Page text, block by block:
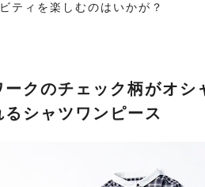
ティを楽しむのはいかが？
ークのチェック柄がオシ
るシャツワンピース